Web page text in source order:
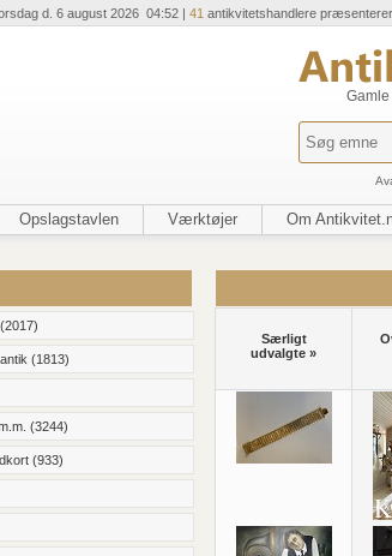
d. 6 august 2026 04:52 | 41 antikvitetshandlere
Gamle
Opslagstavlen Værktøjer Om
(1813)
(3244)
(933)
Særligt
udvalgte »